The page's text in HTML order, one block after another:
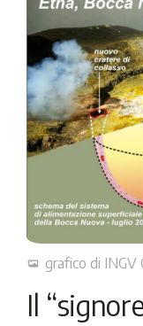
grafico di INGV
Il